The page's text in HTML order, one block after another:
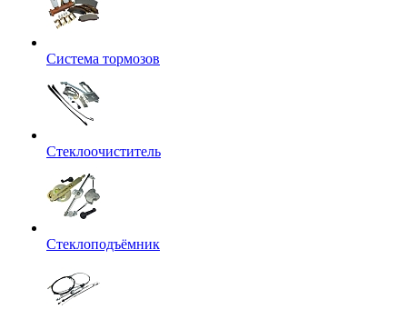
Система тормозов
Стеклоочиститель
Стеклоподъёмник